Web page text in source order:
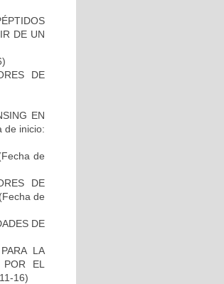
DE UN
DE
EN
de inicio:
de
DE
de
DE
LA
EL
16)